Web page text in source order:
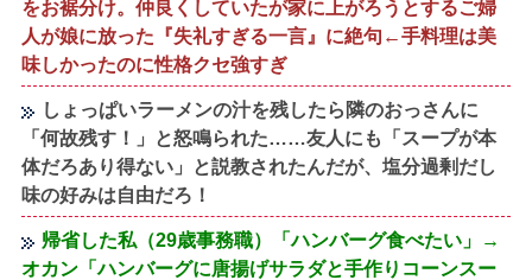
をお裾分け。仲良くしていたが家に上がろうとするご婦
人が娘に放った『失礼すぎる一言』に絶句←手料理は美
味しかったのに性格クセ強すぎ
しょっぱいラーメンの汁を残したら隣のおっさんに
「何故残す！」と怒鳴られた……友人にも「スープが本
体だろあり得ない」と説教されたんだが、塩分過剰だし
味の好みは自由だろ！
帰省した私（29歳事務職）「ハンバーグ食べたい」→
オカン「ハンバーグに唐揚げサラダと手作りコーンスー